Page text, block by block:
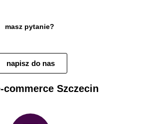
masz pytanie?
napisz do nas
commerce Szczecin